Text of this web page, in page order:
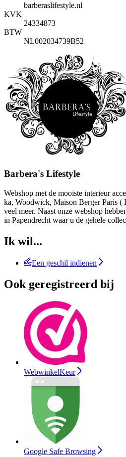
barberaslifestyle.nl
KVK
24334873
BTW
NL002034739B52
Barbera's Lifestyle
Webshop met de mooiste interieur
ka, Woodwick, Maison Berger Paris (
veel meer. Naast onze webshop
in Papendrecht waar u de gehele
Ik wil...
Een geschil indienen
Ook geregistreerd bij
WebwinkelKeur
Google Safe Browsing